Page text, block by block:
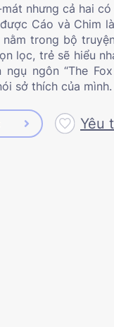
nhưng cả hai
Cáo và Chim
nằm trong bộ
lọc, trẻ sẽ hiểu
ngôn “The
sở thích của mình.
Yêu